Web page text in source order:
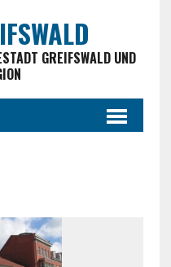
GREIFSWALD UND